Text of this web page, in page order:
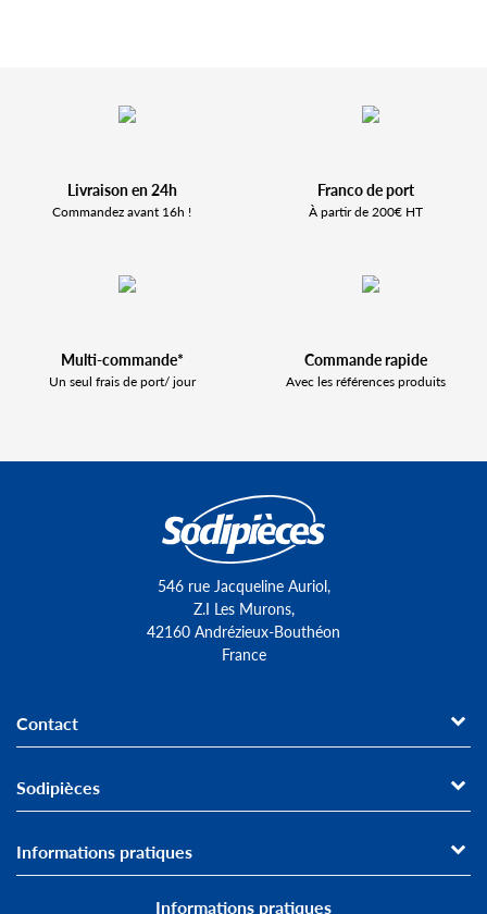
Livraison en 24h
Commandez avant 16h !
Franco de port
À partir de 200€ HT
Multi-commande*
Un seul frais de port/ jour
Commande rapide
Avec les références produits
546 rue Jacqueline Auriol,
Z.I Les Murons,
42160 Andrézieux-Bouthéon
France
Contact
Sodipièces
Informations pratiques
Informations pratiques